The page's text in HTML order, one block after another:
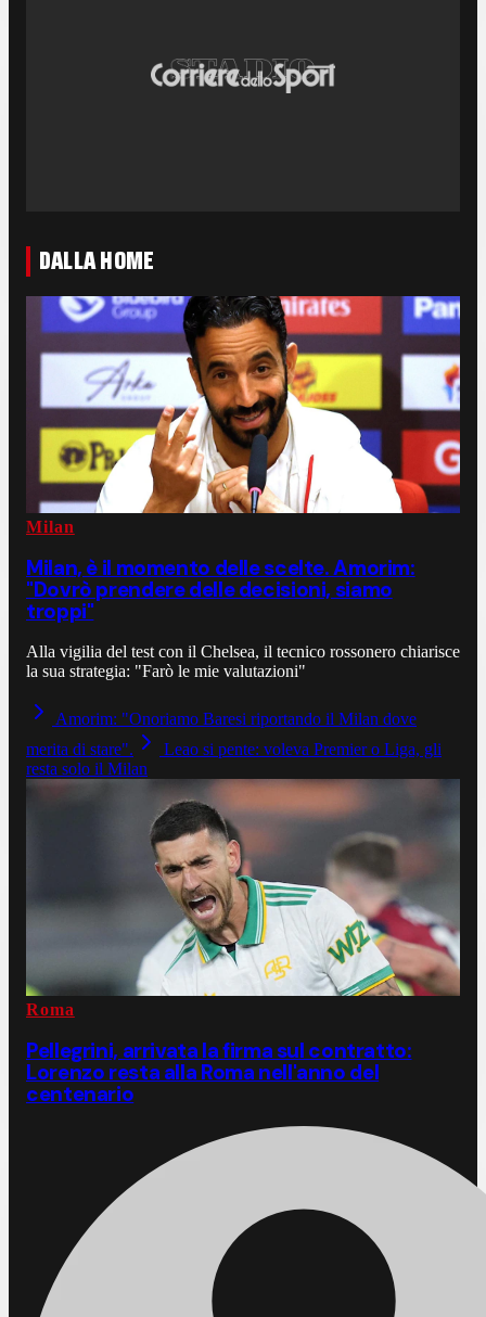
DALLA HOME
Milan
Milan, è il momento delle scelte. Amorim:
"Dovrò prendere delle decisioni, siamo
troppi"
Alla vigilia del test con il Chelsea, il tecnico rossonero chiarisce
la sua strategia: "Farò le mie valutazioni"
Amorim: "Onoriamo Baresi riportando il Milan dove
merita di stare".
Leao si pente: voleva Premier o Liga, gli
resta solo il Milan
Roma
Pellegrini, arrivata la firma sul contratto:
Lorenzo resta alla Roma nell'anno del
centenario